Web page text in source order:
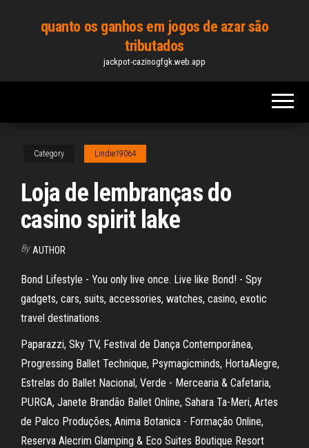
quanto os ganhos em jogos de azar são
tributados
jackpot-cazinogfgk.web.app
Category Lindie19064
Loja de lembranças do
casino spirit lake
By AUTHOR
Bond Lifestyle - You only live once. Live like Bond! - Spy
gadgets, cars, suits, accessories, watches, casino, exotic
travel destinations.
Paparazzi, Sky TV, Festival de Dança Contemporânea,
Progressing Ballet Technique, Psymagicminds, HortaAlegre,
Estrelas do Ballet Nacional, Verde - Mercearia & Cafetaria,
PURGA, Janete Brandão Ballet Online, Sahara Ta-Meri, Artes
de Palco Produções, Anima Botanica - Formação Online,
Reserva Alecrim Glamping & Eco Suites Boutique Resort